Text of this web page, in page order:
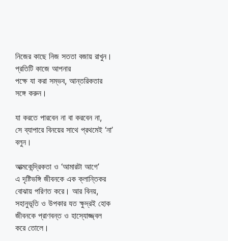
নিজের কাছে নিজ সততা বজায় রাখুন।
প্রতিটি কাজে আপনার
পক্ষে যা করা সম্ভব, আন্তরিকতার
সঙ্গে করুন।
যা করতে পারবেন না বা করবেন না,
সে ব্যাপারে বিনয়ের সাথে প্রথমেই ‘না’
বলুন।
আত্মকেন্দ্রিকতা ও ‘আমারটা আগে’
এ দৃষ্টিভঙ্গি জীবনকে এক ক্লান্তিকর
বোঝায় পরিণত করে। আর বিনয়,
সহানুভূতি ও উপকার যত ক্ষুদ্রই হোক
জীবনকে প্রাণবন্ত ও হাস্যোজ্জ্বল
করে তোলে।